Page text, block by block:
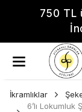
750 TL
İkramlıklar
6’lı Lokumluk